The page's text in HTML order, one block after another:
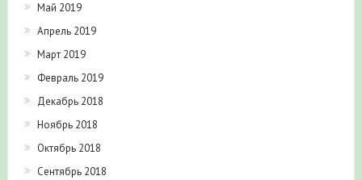
Май 2019
Апрель 2019
Март 2019
Февраль 2019
Декабрь 2018
Ноябрь 2018
Октябрь 2018
Сентябрь 2018